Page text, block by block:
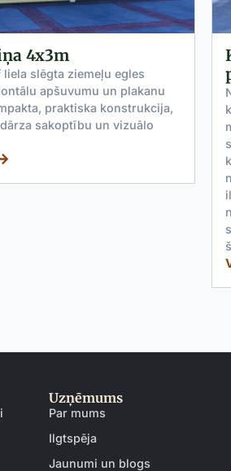
"Classic" 5x3 ar
jumtu ir kompakta āra
pasargā automašīnas,
un ārtelpu no lietus,
Tā ir izgatavota no augstas
egles, kas dabiski ir
Uzņēmums
Par mums
Ilgtspēja
Jaunumi un blogs